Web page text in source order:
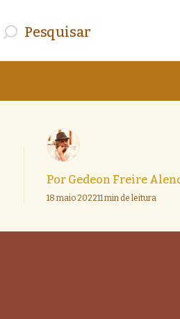
Por Gedeon Freire
18 maio 202211 min de leitura